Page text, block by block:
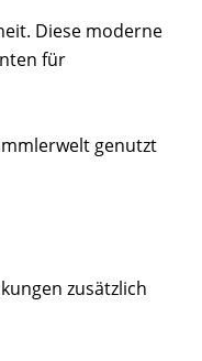
Diese moderne
für
genutzt
zusätzlich